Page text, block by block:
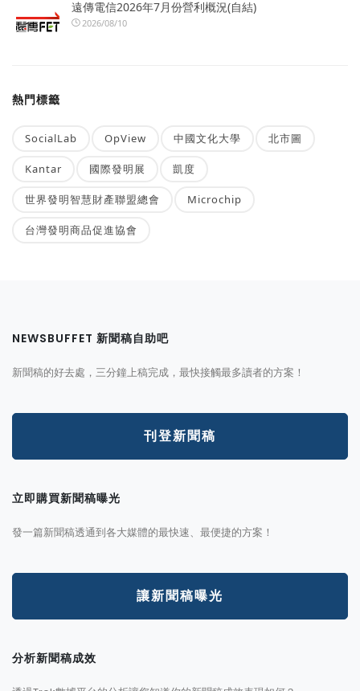
遠傳電信2026年7月份營利概況(自結)
2026/08/10
熱門標籤
SocialLab OpView 中國文化大學 北市圖
Kantar 國際發明展 凱度
世界發明智慧財產聯盟總會 Microchip
台灣發明商品促進協會
NEWSBUFFET 新聞稿自助吧
新聞稿的好去處，三分鐘上稿完成，最快接觸最多讀者的方案！
刊登新聞稿
立即購買新聞稿曝光
發一篇新聞稿透通到各大媒體的最快速、最便捷的方案！
讓新聞稿曝光
分析新聞稿成效